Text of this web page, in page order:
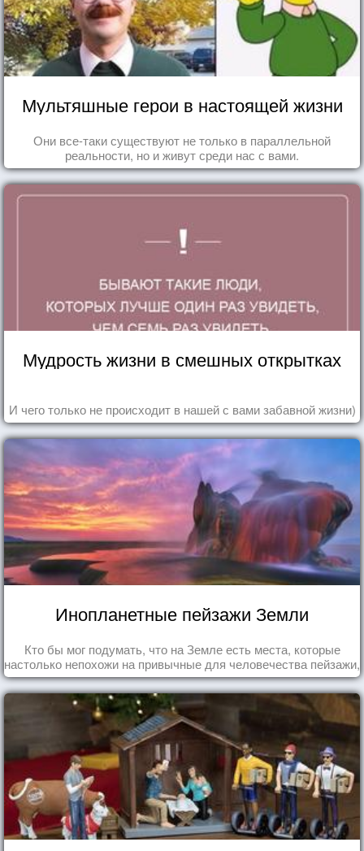
Мультяшные герои в настоящей жизни
Они все-таки существуют не только в параллельной
реальности, но и живут среди нас с вами.
Мудрость жизни в смешных открытках
И чего только не происходит в нашей с вами забавной жизни)
Инопланетные пейзажи Земли
Кто бы мог подумать, что на Земле есть места, которые
настолько непохожи на привычные для человечества пейзажи,
что кажутся и вовсе инопланетными!